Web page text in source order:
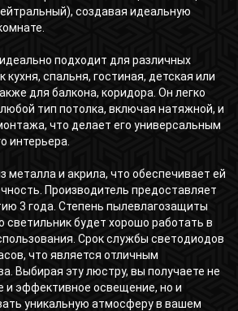
создавая идеальную
подходит для различных
кухня, спальня, гостиная, детская или
для балкона, коридора. Он легко
тип потолка, включая натяжной, и
что делает его универсальным
интерьера.
металла и акрила, что обеспечивает ей
Производитель предоставляет
3 года. Степень пылевлагозащиты
светильник будет хорошо работать в
Срок службы светодиодов
что является отличным
Выбирая эту люстру, вы получаете не
и эффективное освещение, но и
уникальную атмосферу в вашем